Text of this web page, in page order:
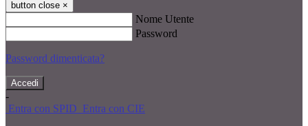
button close ×
Nome Utente
Password
Password dimenticata?
-
Entra con SPID Entra con CIE